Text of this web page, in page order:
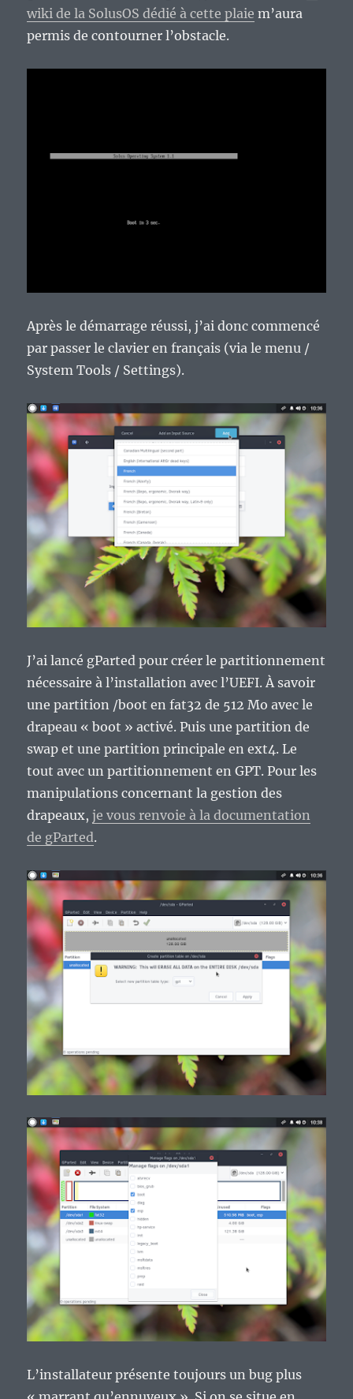
wiki de la SolusOS dédié à cette plaie m’aura
permis de contourner l’obstacle.
Après le démarrage réussi, j’ai donc commencé
par passer le clavier en français (via le menu /
System Tools / Settings).
J’ai lancé gParted pour créer le partitionnement
nécessaire à l’installation avec l’UEFI. À savoir
une partition /boot en fat32 de 512 Mo avec le
drapeau « boot » activé. Puis une partition de
swap et une partition principale en ext4. Le
tout avec un partitionnement en GPT. Pour les
manipulations concernant la gestion des
drapeaux,je vous renvoie à la documentation
de gParted.
L’installateur présente toujours un bug plus